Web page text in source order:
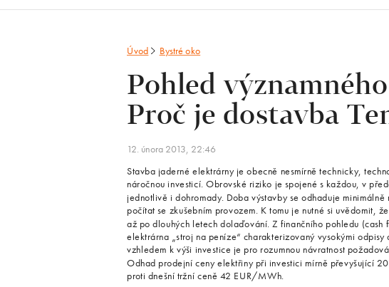
Úvod Bystré oko
Pohled
Proč je dostavba
12. února 2013, 22:46
Stavba jaderné elektrárny je obecně nesmírně technicky,
náročnou investicí. Obrovské riziko je spojené s každou, v
jednotlivě i dohromady. Doba výstavby se odhaduje
počítat se zkušebním provozem. K tomu je nutné si uvědomit,
až po dlouhých letech dolaďování. Z finančního pohledu
elektrárna „stroj na peníze“ charakterizovaný vysokými
vzhledem k výši investice je pro rozumnou návratnost
Odhad prodejní ceny elektřiny při investici mírně převyšující
proti dnešní tržní ceně 42 EUR/MWh.